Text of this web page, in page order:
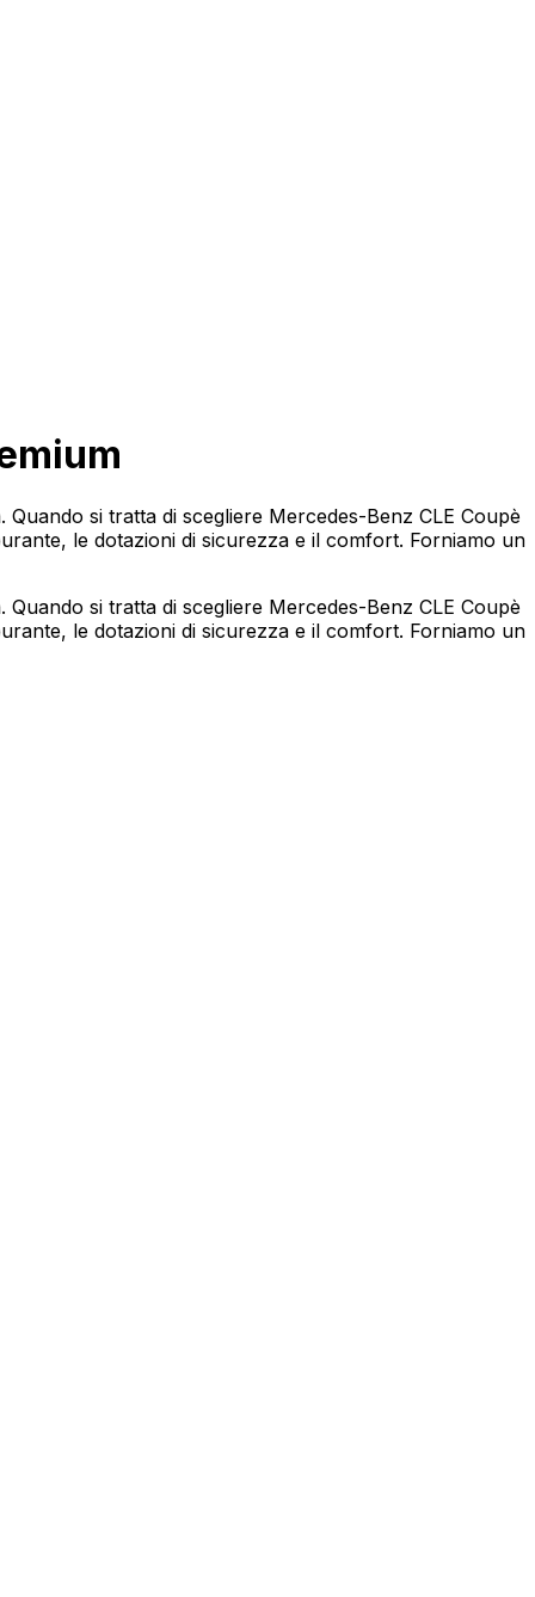
si tratta di scegliere Mercedes-Benz CLE Coupè
le dotazioni di sicurezza e il comfort. Forniamo un
si tratta di scegliere Mercedes-Benz CLE Coupè
le dotazioni di sicurezza e il comfort. Forniamo un